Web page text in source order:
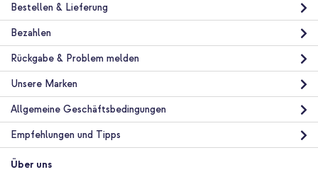
Bestellen & Lieferung
Bezahlen
Rückgabe & Problem melden
Unsere Marken
Allgemeine Geschäftsbedingungen
Empfehlungen und Tipps
Über uns